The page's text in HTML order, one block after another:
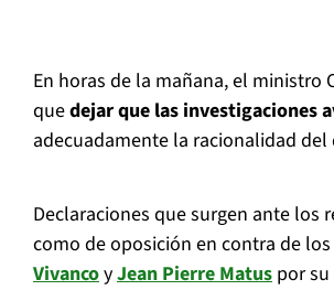
En horas de la mañana, el
quedejar que las investigaciones
adecuadamente la racionalidad del
Declaraciones que surgen ante los
como de oposición en contra de
VivancoyJean Pierre Matus por